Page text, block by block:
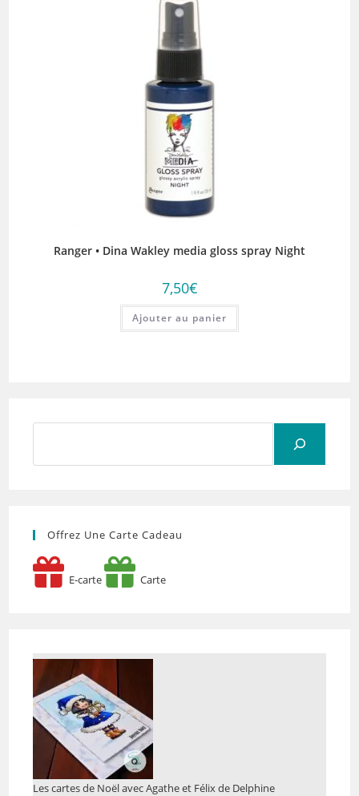
Ranger • Dina Wakley media gloss spray Night
7,50€
Ajouter au panier
Offrez Une Carte Cadeau
E-carte Carte
Les cartes de Noël avec Agathe et Félix de Delphine